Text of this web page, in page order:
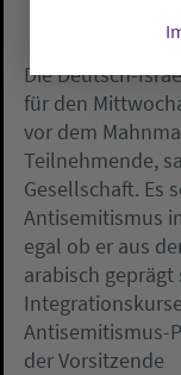
Die Deutsch-
für den
vor dem
Teilnehmende,
Gesellschaft. Es
Antisemitismus
egal ob er aus
arabisch
Antisemitismus-
der Vorsitzende